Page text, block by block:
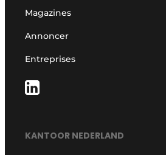
Magazines
Annoncer
Entreprises
KANTOOR NEDERLAND